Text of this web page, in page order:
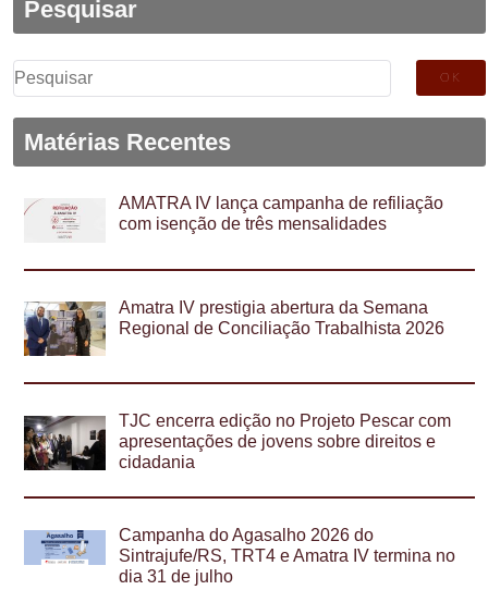
Pesquisar
Pesquisar
por:
Matérias Recentes
AMATRA IV lança campanha de refiliação
com isenção de três mensalidades
Amatra IV prestigia abertura da Semana
Regional de Conciliação Trabalhista 2026
TJC encerra edição no Projeto Pescar com
apresentações de jovens sobre direitos e
cidadania
Campanha do Agasalho 2026 do
Sintrajufe/RS, TRT4 e Amatra IV termina no
dia 31 de julho